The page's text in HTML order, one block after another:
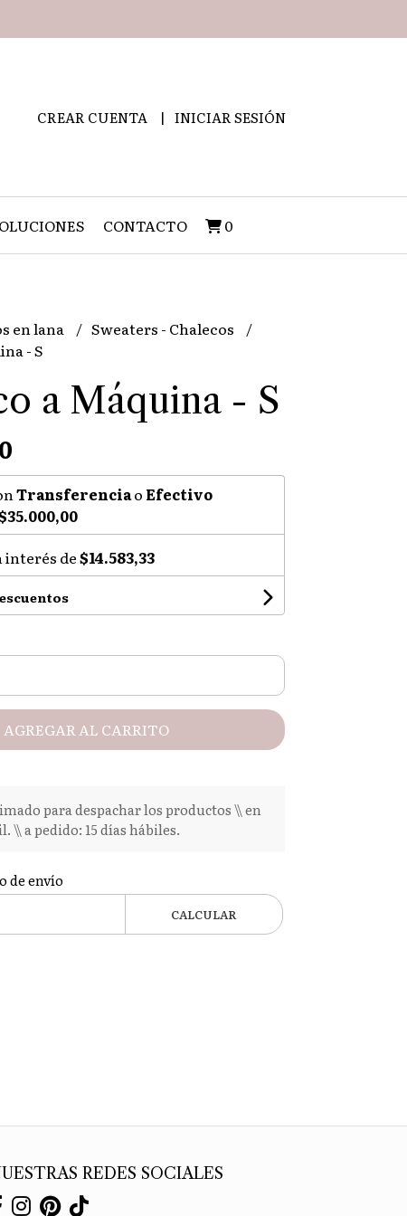
CREAR CUENTA INICIAR SESIÓN
CONTACTO 0
en lana
Sweaters - Chalecos
- S
a Máquina - S
Transferenciao Efectivo
de$14.583,33
AGREGAR AL CARRITO
para despachar los productos \\ en
\\ a pedido: 15 días hábiles.
de envío
CALCULAR
REDES SOCIALES